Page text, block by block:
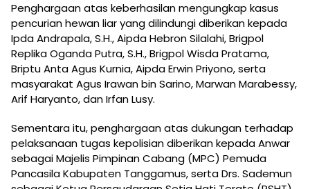
Penghargaan atas keberhasilan mengungkap kasus
pencurian hewan liar yang dilindungi diberikan kepada
Ipda Andrapala, S.H., Aipda Hebron Silalahi, Brigpol
Replika Oganda Putra, S.H., Brigpol Wisda Pratama,
Briptu Anta Agus Kurnia, Aipda Erwin Priyono, serta
masyarakat Agus Irawan bin Sarino, Marwan Marabessy,
Arif Haryanto, dan Irfan Lusy.
Sementara itu, penghargaan atas dukungan terhadap
pelaksanaan tugas kepolisian diberikan kepada Anwar
sebagai Majelis Pimpinan Cabang (MPC) Pemuda
Pancasila Kabupaten Tanggamus, serta Drs. Sademun